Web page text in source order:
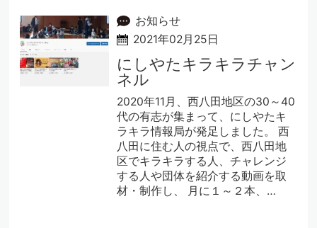
お知らせ
2021年02月25日
にしやたキラキラチャン
ネル
2020年11月、西八田地区の30～40
代の有志が集まって、にしやたキ
ラキラ情報局が発足しました。 西
八田に住む人の視点で、西八田地
区でキラキラする人、チャレンジ
する人や団体を紹介する動画を取
材・制作し、 月に１～２本、…